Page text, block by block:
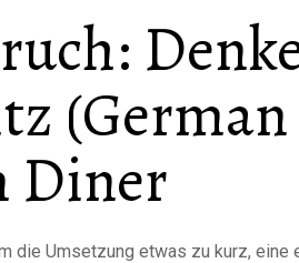
(German
Diner
die Umsetzung etwas zu kurz, eine